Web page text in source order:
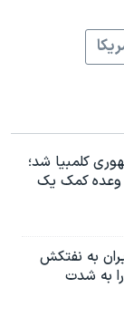
کلمبیا شد؛
وعده کمک یک
به نفتکش
را به‌ شدت